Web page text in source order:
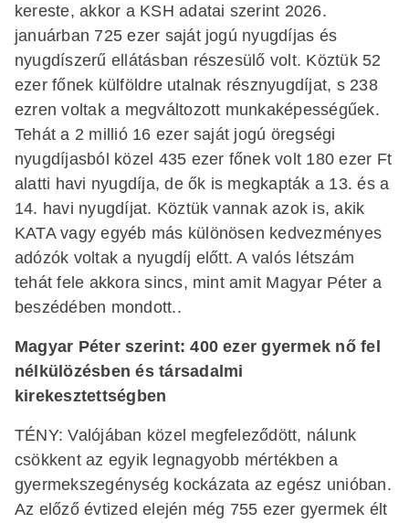
kereste, akkor a KSH adatai szerint 2026.
januárban 725 ezer saját jogú nyugdíjas és
nyugdíszerű ellátásban részesülő volt. Köztük 52
ezer főnek külföldre utalnak résznyugdíjat, s 238
ezren voltak a megváltozott munkaképességűek.
Tehát a 2 millió 16 ezer saját jogú öregségi
nyugdíjasból közel 435 ezer főnek volt 180 ezer Ft
alatti havi nyugdíja, de ők is megkapták a 13. és a
14. havi nyugdíjat. Köztük vannak azok is, akik
KATA vagy egyéb más különösen kedvezményes
adózók voltak a nyugdíj előtt. A valós létszám
tehát fele akkora sincs, mint amit Magyar Péter a
beszédében mondott..
Magyar Péter szerint: 400 ezer gyermek nő fel
nélkülözésben és társadalmi
kirekesztettségben
TÉNY: Valójában közel megfeleződött, nálunk
csökkent az egyik legnagyobb mértékben a
gyermekszegénység kockázata az egész unióban.
Az előző évtized elején még 755 ezer gyermek élt